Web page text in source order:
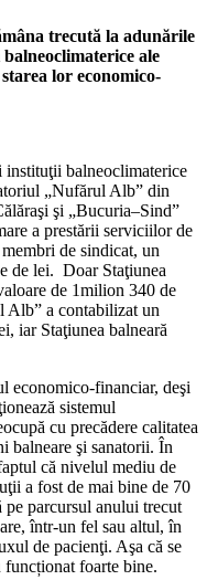
trecută la adunările
ale
lor economico-
instituţii balneoclimaterice
„Nufărul Alb” din
şi „Bucuria–Sind”
a prestării serviciilor de
de sindicat, un
de lei. Doar Staţiunea
de 1milion 340 de
Alb” a contabilizat un
iar Staţiunea balneară
economico-financiar, deşi
siste­mul
cu precădere calitatea
balneare şi sanatorii. În
că nivelul mediu de
a fost de mai bine de 70
pe parcursul anului tre­cut
într-un fel sau altul, în
de pacienţi. Aşa că se
funcționat foarte bine.